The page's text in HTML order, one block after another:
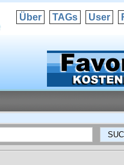
Über TAGs User